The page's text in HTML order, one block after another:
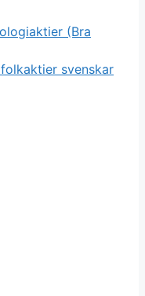
(Bra
svenskar